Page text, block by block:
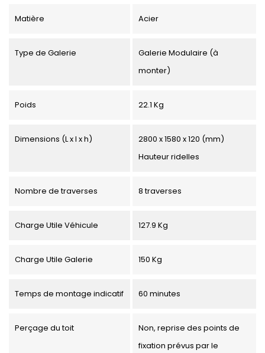
Matière Acier
Type de Galerie
Galerie Modulaire (à
monter)
Poids 22.1 Kg
Dimensions (L x l x h)
2800 x 1580 x 120 (mm)
Hauteur ridelles
Nombre de traverses 8 traverses
Charge Utile Véhicule 127.9 Kg
Charge Utile Galerie 150 Kg
Temps de montage indicatif 60 minutes
Perçage du toit
Non, reprise des points de
fixation prévus par le